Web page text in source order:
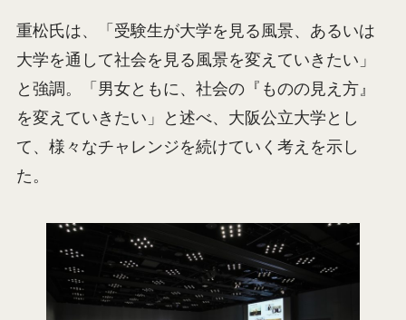
重松氏は、「受験生が大学を見る風景、あるいは
大学を通して社会を見る風景を変えていきたい」
と強調。「男女ともに、社会の『ものの見え方』
を変えていきたい」と述べ、大阪公立大学とし
て、様々なチャレンジを続けていく考えを示し
た。